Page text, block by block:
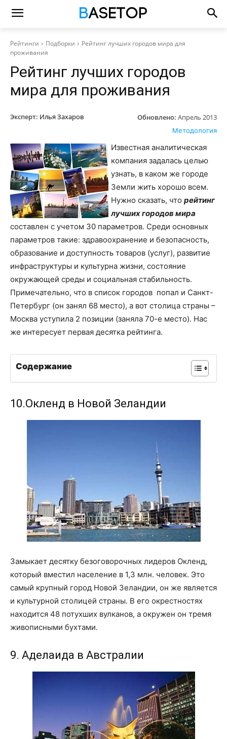
Рейтинги Подборки
Рейтинг лучших городов мира для
проживания
Рейтинг лучших городов
мира для проживания
Эксперт: Илья Захаров Обновлено: Апрель 2013
Методология
Известная аналитическая
компания задалась целью
узнать, в каком же городе
Земли жить хорошо всем.
Нужно сказать, что рейтинг
лучших городов мира
составлен с учетом 30 параметров. Среди основных
параметров такие: здравоохранение и безопасность,
образование и доступность товаров (услуг), развитие
инфраструктуры и культурна жизни, состояние
окружающей среды и социальная стабильность.
Примечательно, что в список городов попал и Санкт-
Петербург (он занял 68 место), а вот столица страны –
Москва уступила 2 позиции (заняла 70-е место). Нас
же интересует первая десятка рейтинга.
Содержание
10.Окленд в Новой Зеландии
Замыкает десятку безоговорочных лидеров Окленд,
который вместил население в 1,3 млн. человек. Это
самый крупный город Новой Зеландии, он же является
и культурной столицей страны. В его окрестностях
находится 48 потухших вулканов, а окружен он тремя
живописными бухтами.
9. Аделаида в Австралии